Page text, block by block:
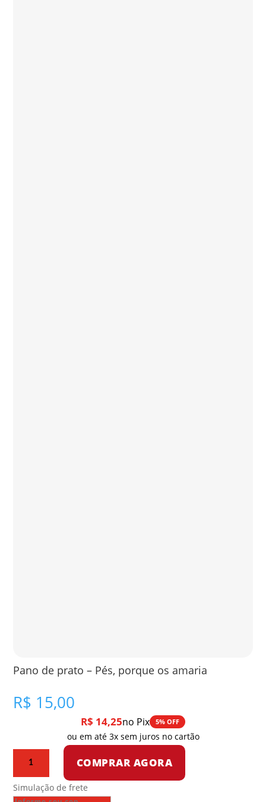
Pano de prato – Pés, porque os amaria
R$ 15,00
R$ 14,25no Pix 5% OFF
ou em até 3x sem juros no cartão
-
COMPRAR AGORA
Simulação de frete